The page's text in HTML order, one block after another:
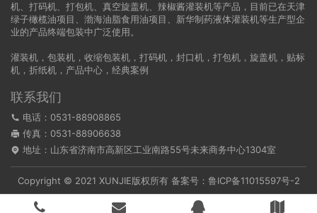
机、打码机、打包机、真空旋盖机、辣椒酱灌装机等产品，目前已在天津
绿子橄榄油项目、渤海油脂食用油项目、新华制药液体灌装机等生产型企
业的产品终端包装中广泛使用。
灌装机 ， 包装机 ， 收缩包装机 ， 打码机 ， 封口机 ， 打包机 ， 旋盖机 ， 贴标
机 ， 折纸机 ， 产品中心 ， 经典案例
联系我们
电话：0531-88908865
传真：0531-88906638
地址：山东省济南市高新区工业南路55号未来商务中心1304室
Copyright © 2021 XUNJIE版权所有 备案号： 鲁ICP备11015597号-2